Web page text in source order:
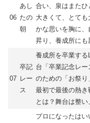
06
あし
たの
朝
合い、泉はまたひ
大きくて、とて
かな思いを胸に
昇り、養成所にも
07
卒記
レー
ス
養成所を卒業す
台「卒業記念レ
のための「お祭
最初で最後の熱き
とは？舞台は整い
プロになったは